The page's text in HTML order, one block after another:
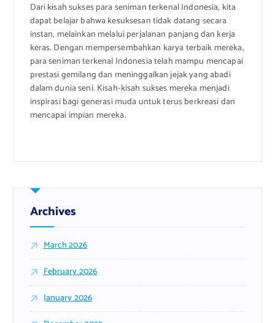
Dari kisah sukses para seniman terkenal Indonesia, kita
dapat belajar bahwa kesuksesan tidak datang secara
instan, melainkan melalui perjalanan panjang dan kerja
keras. Dengan mempersembahkan karya terbaik mereka,
para seniman terkenal Indonesia telah mampu mencapai
prestasi gemilang dan meninggalkan jejak yang abadi
dalam dunia seni. Kisah-kisah sukses mereka menjadi
inspirasi bagi generasi muda untuk terus berkreasi dan
mencapai impian mereka.
Archives
March 2026
February 2026
January 2026